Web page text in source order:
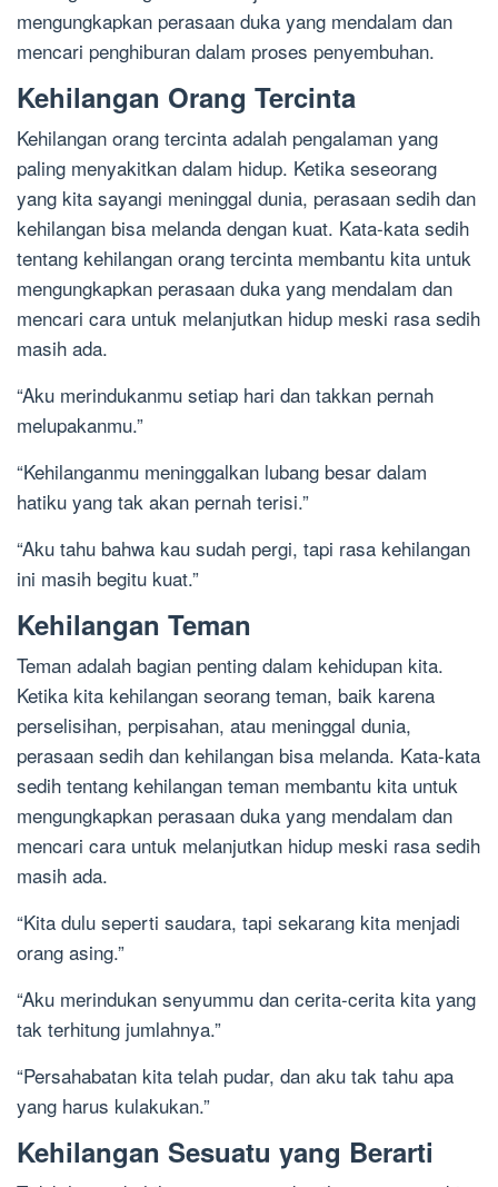
mengungkapkan perasaan duka yang mendalam dan
mencari penghiburan dalam proses penyembuhan.
Kehilangan Orang Tercinta
Kehilangan orang tercinta adalah pengalaman yang
paling menyakitkan dalam hidup. Ketika seseorang
yang kita sayangi meninggal dunia, perasaan sedih dan
kehilangan bisa melanda dengan kuat. Kata-kata sedih
tentang kehilangan orang tercinta membantu kita untuk
mengungkapkan perasaan duka yang mendalam dan
mencari cara untuk melanjutkan hidup meski rasa sedih
masih ada.
“Aku merindukanmu setiap hari dan takkan pernah
melupakanmu.”
“Kehilanganmu meninggalkan lubang besar dalam
hatiku yang tak akan pernah terisi.”
“Aku tahu bahwa kau sudah pergi, tapi rasa kehilangan
ini masih begitu kuat.”
Kehilangan Teman
Teman adalah bagian penting dalam kehidupan kita.
Ketika kita kehilangan seorang teman, baik karena
perselisihan, perpisahan, atau meninggal dunia,
perasaan sedih dan kehilangan bisa melanda. Kata-kata
sedih tentang kehilangan teman membantu kita untuk
mengungkapkan perasaan duka yang mendalam dan
mencari cara untuk melanjutkan hidup meski rasa sedih
masih ada.
“Kita dulu seperti saudara, tapi sekarang kita menjadi
orang asing.”
“Aku merindukan senyummu dan cerita-cerita kita yang
tak terhitung jumlahnya.”
“Persahabatan kita telah pudar, dan aku tak tahu apa
yang harus kulakukan.”
Kehilangan Sesuatu yang Berarti